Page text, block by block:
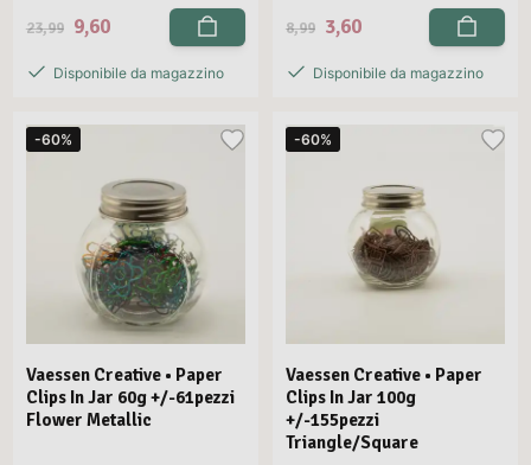
23,99 9,60
Disponibile da magazzino
8,99 3,60
Disponibile da magazzino
-60%
Vaessen Creative • Paper
Clips In Jar 60g +/-61pezzi
Flower Metallic
-60%
Vaessen Creative • Paper
Clips In Jar 100g
+/-155pezzi
Triangle/Square